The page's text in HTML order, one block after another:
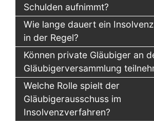
Schulden aufnimmt?
Wie lange dauert ein
in der Regel?
Können private Gläubiger an
Gläubigerversammlung
Welche Rolle spielt der
Gläubigerausschuss im
Insolvenzverfahren?